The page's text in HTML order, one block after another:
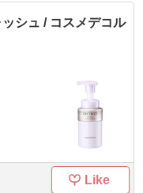
シュ / コスメデコル
Like